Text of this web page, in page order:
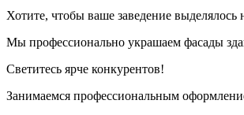
Хотите, чтобы ваше заведение выделялось
Мы профессионально украшаем фасады
Светитесь ярче конкурентов!
Занимаемся профессиональным